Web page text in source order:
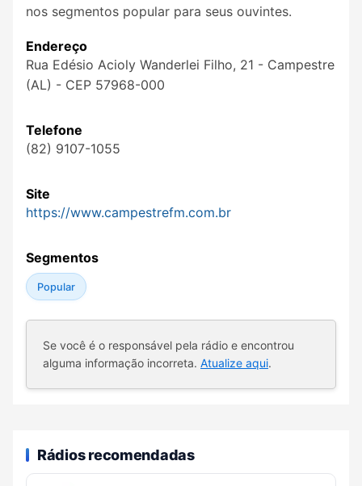
nos segmentos popular para seus ouvintes.
Endereço
Rua Edésio Acioly Wanderlei Filho, 21 - Campestre
(AL) - CEP 57968-000
Telefone
(82) 9107-1055
Site
https://www.campestrefm.com.br
Segmentos
Popular
Se você é o responsável pela rádio e encontrou
alguma informação incorreta. Atualize aqui.
Rádios recomendadas